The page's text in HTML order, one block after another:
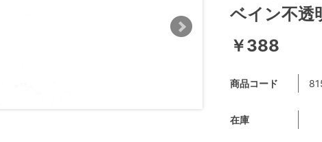
ベイン不透
￥388
商品コード
在庫